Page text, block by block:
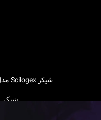
اطلاعات بیشتر
شیکر Scilogex مدل OS-7100
شیکر